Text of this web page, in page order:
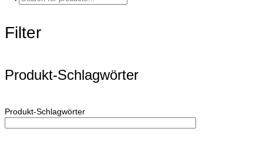
search
Filter
Produkt-Schlagwörter
Produkt-Schlagwörter